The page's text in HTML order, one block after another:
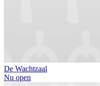
De Wachtzaal
Nu open